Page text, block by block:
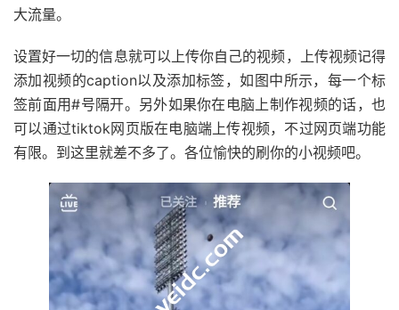
大流量。
设置好一切的信息就可以上传你自己的视频，上传视频记得
添加视频的caption以及添加标签，如图中所示，每一个标
签前面用#号隔开。另外如果你在电脑上制作视频的话，也
可以通过tiktok网页版在电脑端上传视频，不过网页端功能
有限。到这里就差不多了。各位愉快的刷你的小视频吧。